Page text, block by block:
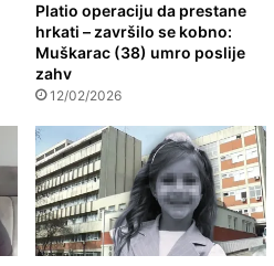
Platio operaciju da prestane
hrkati – završilo se kobno:
Muškarac (38) umro poslije
zahv
12/02/2026